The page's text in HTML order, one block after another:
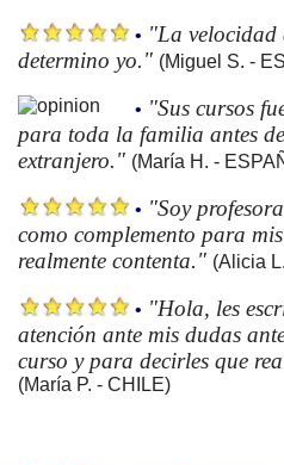
• "La velocidad
determino yo." (Miguel S. -
• "Sus cursos
para toda la familia antes
extranjero." (María H. -
• "Soy
como complemento para
realmente contenta." (Alicia
• "Hola, les
atención ante mis dudas
curso y para decirles que
(María P. - CHILE)